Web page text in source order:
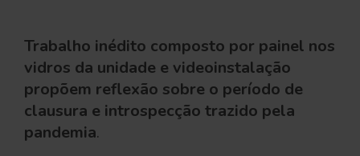
Trabalho inédito composto por painel nos
vidros da unidade e videoinstalação
propõem reflexão sobre o período de
clausura e introspecção trazido pela
pandemia.